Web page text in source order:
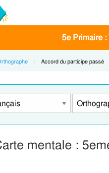
5e Primaire
Current:
Accord du participe passé
mentale :